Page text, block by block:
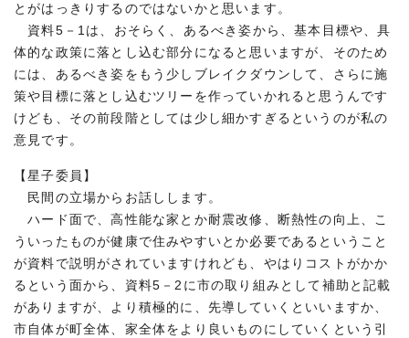
とがはっきりするのではないかと思います。
資料5－1は、おそらく、あるべき姿から、基本目標や、具
体的な政策に落とし込む部分になると思いますが、そのため
には、あるべき姿をもう少しブレイクダウンして、さらに施
策や目標に落とし込むツリーを作っていかれると思うんです
けども、その前段階としては少し細かすぎるというのが私の
意見です。
【星子委員】
民間の立場からお話しします。
ハード面で、高性能な家とか耐震改修、断熱性の向上、こ
ういったものが健康で住みやすいとか必要であるということ
が資料で説明がされていますけれども、やはりコストがかか
るという面から、資料5－2に市の取り組みとして補助と記載
がありますが、より積極的に、先導していくといいますか、
市自体が町全体、家全体をより良いものにしていくという引